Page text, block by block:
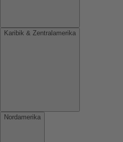
Karibik & Zentralamerika
Nordamerika